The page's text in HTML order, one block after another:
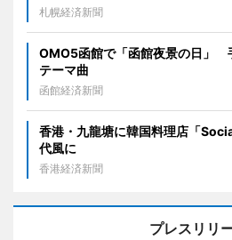
札幌経済新聞
OMO5函館で「函館夜景の日」
テーマ曲
函館経済新聞
香港・九龍塘に韓国料理店「
代風に
香港経済新聞
プレスリリ